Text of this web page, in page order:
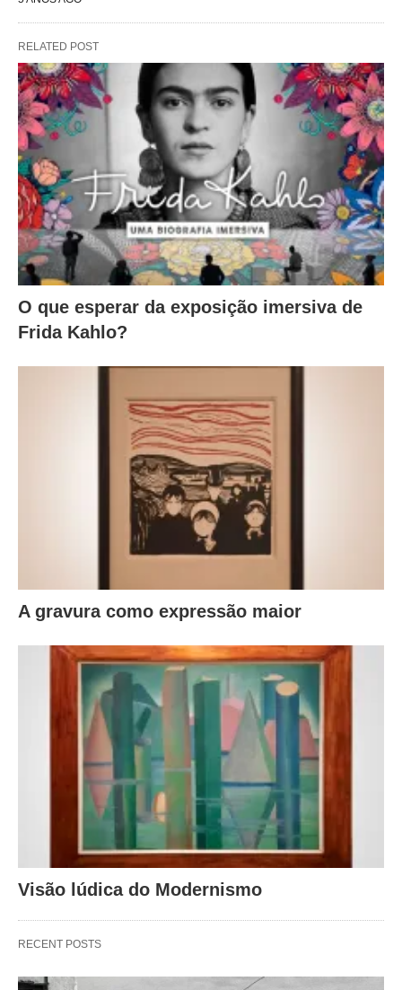
RELATED POST
O que esperar da exposição imersiva de
Frida Kahlo?
A gravura como expressão maior
Visão lúdica do Modernismo
RECENT POSTS